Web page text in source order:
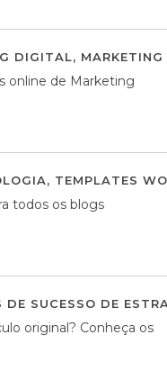
DIGITAL,
online de Marketing
, TEMPLATES
todos os blogs
DE SUCESSO DE
original? Conheça os